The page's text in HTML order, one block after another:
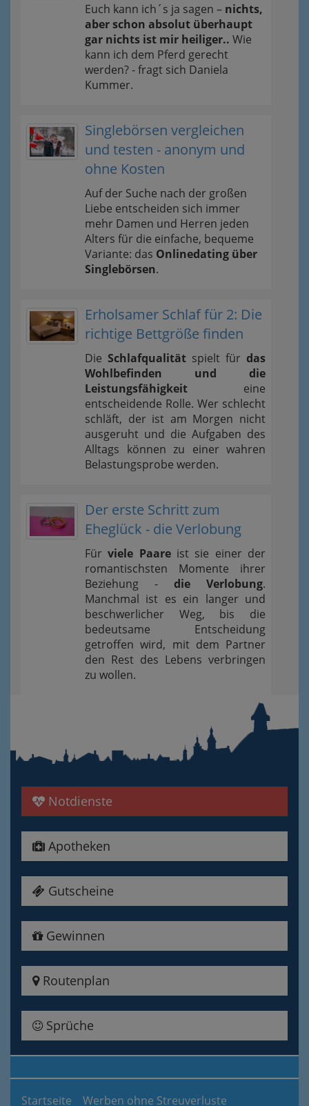
Euch kann ich´s ja sagen – nichts,
aber schon absolut überhaupt
gar nichts ist mir heiliger.. Wie
kann ich dem Pferd gerecht
werden? - fragt sich Daniela
Kummer.
Singlebörsen vergleichen
und testen - anonym und
ohne Kosten
Auf der Suche nach der großen
Liebe entscheiden sich immer
mehr Damen und Herren jeden
Alters für die einfache, bequeme
Variante: das Onlinedating über
Singlebörsen.
Erholsamer Schlaf für 2: Die
richtige Bettgröße finden
Die Schlafqualität spielt für das
Wohlbefinden und die
Leistungsfähigkeit eine
entscheidende Rolle. Wer schlecht
schläft, der ist am Morgen nicht
ausgeruht und die Aufgaben des
Alltags können zu einer wahren
Belastungsprobe werden.
Der erste Schritt zum
Eheglück - die Verlobung
Fürviele Paareist sie einer der
romantischsten Momente ihrer
Beziehung - die Verlobung.
Manchmal ist es ein langer und
beschwerlicher Weg, bis die
bedeutsame Entscheidung
getroffen wird, mit dem Partner
den Rest des Lebens verbringen
zu wollen.
Notdienste
Apotheken
Gutscheine
Gewinnen
Routenplan
Sprüche
Startseite Werben ohne Streuverluste